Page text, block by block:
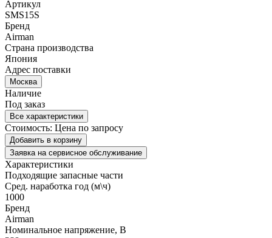
Артикул
SMS15S
Бренд
Airman
Страна производства
Япония
Адрес поставки
Москва
Наличие
Под заказ
Все характеристики
Стоимость: Цена по запросу
Добавить в корзину
Заявка на сервисное обслуживание
Характеристики
Подходящие запасные части
Сред. наработка год (м\ч)
1000
Бренд
Airman
Номинальное напряжение, В